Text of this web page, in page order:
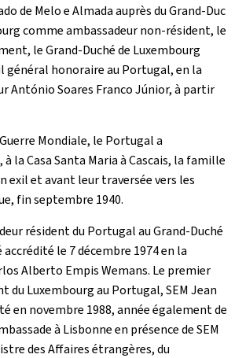
de Melo e Almada auprès du Grand-Duc
comme ambassadeur non-résident, le
le Grand-Duché de Luxembourg
général honoraire au Portugal, en la
António Soares Franco Júnior, à partir
Mondiale, le Portugal a
la Casa Santa Maria à Cascais, la famille
exil et avant leur traversée vers les
fin septembre 1940.
résident du Portugal au Grand-Duché
le 7 décembre 1974 en la
Alberto Empis Wemans. Le premier
du Luxembourg au Portugal, SEM Jean
en novembre 1988, année également de
à Lisbonne en présence de SEM
des Affaires étrangères, du